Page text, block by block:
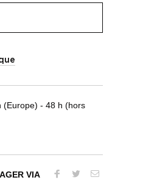
(Europe) - 48 h (hors
VIA